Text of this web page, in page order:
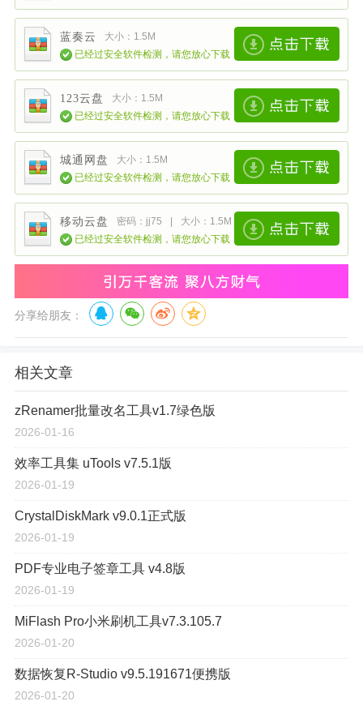
蓝奏云
大小：1.5M
已经过安全软件检测，请您放心下载
123云盘
大小：1.5M
已经过安全软件检测，请您放心下载
城通网盘
大小：1.5M
已经过安全软件检测，请您放心下载
移动云盘 密码：jj75
大小：1.5M
已经过安全软件检测，请您放心下载
分享给朋友：
相关文章
zRenamer批量改名工具v1.7绿色版
2026-01-16
效率工具集 uTools v7.5.1版
2026-01-19
CrystalDiskMark v9.0.1正式版
2026-01-19
PDF专业电子签章工具 v4.8版
2026-01-19
MiFlash Pro小米刷机工具v7.3.105.7
2026-01-20
数据恢复R-Studio v9.5.191671便携版
2026-01-20